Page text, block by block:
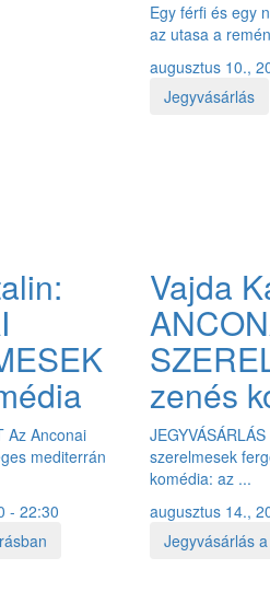
Egy férfi és egy
az utasa a
augusztus 10.,
Jegyvásárlás
Az Anconai
mediterrán
- 22:30
Vajda
zenés
szerelmesek
komédia: az ...
augusztus 14.,
Jegyvásárlás